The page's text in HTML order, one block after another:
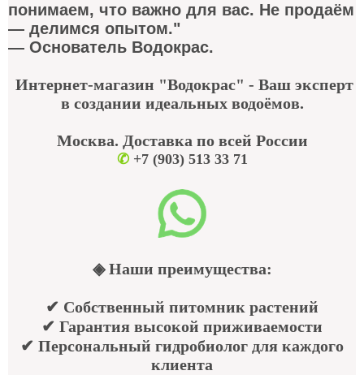
понимаем, что важно для вас. Не продаём
— делимся опытом."
— Основатель Водокрас.
Интернет-магазин "Водокрас" - Ваш эксперт
в создании идеальных водоёмов.
Москва. Доставка по всей России
✆ +7 (903) 513 33 71
◈ Наши преимущества:
✔ Собственный питомник растений
✔ Гарантия высокой приживаемости
✔ Персональный гидробиолог для каждого
клиента